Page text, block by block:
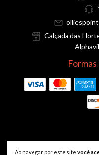
Ao navegar por este site você
Calçada das
Lixa Black Sheep Premium